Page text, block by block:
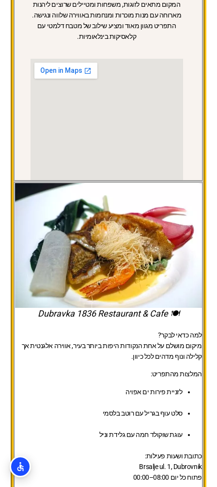
המקום מתאים לזוגות, משפחות ומטיילים שרוצים ליהנות
מארוחה עם מנות מוכרות ומנחמות באווירה שלווה ונגישה.
התפריט מגוון מאוד ומציע שילוב של מטבח דלמטי עם
קלאסיקות בינלאומיות.
🍽️ Dubravka 1836 Restaurant & Cafe
למה כדאי לבקר?
מיקום מושלם על אחת הנקודות היפות ביותר בעיר, אווירה אלגנטית אך
קלילה ונוף מדהים לכל כיוון.
המלצות מהתפריט:
לזניית פירות ים אפויה
סלט עוף בגריל עם רוטב בלסמי
עוגת שוקולד חמה עם גלידת וניל
כתובת ושעות פעילות:
Brsalje ul. 1, Dubrovnik
פתוח כל יום 08:00–00:00